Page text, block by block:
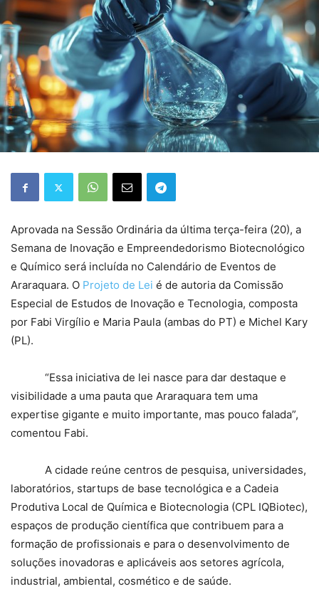
Aprovada na Sessão Ordinária da última terça-feira (20), a
Semana de Inovação e Empreendedorismo Biotecnológico
e Químico será incluída no Calendário de Eventos de
Araraquara. O Projeto de Lei é de autoria da Comissão
Especial de Estudos de Inovação e Tecnologia, composta
por Fabi Virgílio e Maria Paula (ambas do PT) e Michel Kary
(PL).
“Essa iniciativa de lei nasce para dar destaque e
visibilidade a uma pauta que Araraquara tem uma
expertise gigante e muito importante, mas pouco falada”,
comentou Fabi.
A cidade reúne centros de pesquisa, universidades,
laboratórios, startups de base tecnológica e a Cadeia
Produtiva Local de Química e Biotecnologia (CPL IQBiotec),
espaços de produção científica que contribuem para a
formação de profissionais e para o desenvolvimento de
soluções inovadoras e aplicáveis aos setores agrícola,
industrial, ambiental, cosmético e de saúde.